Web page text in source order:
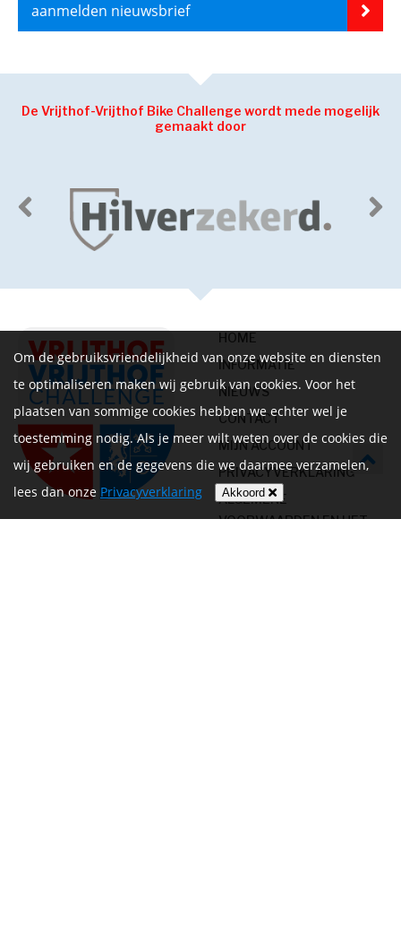
aanmelden nieuwsbrief
De Vrijthof-Vrijthof Bike Challenge wordt mede mogelijk
gemaakt door
HOME
INFORMATIE
NIEUWS
CONTACT
MIJN ACCOUNT
PRIVACYVERKLARING
ALGEMENE
VOORWAARDEN EN HET
Om de gebruiksvriendelijkheid van onze website en diensten
te optimaliseren maken wij gebruik van cookies. Voor het
plaatsen van sommige cookies hebben we echter wel je
toestemming nodig. Als je meer wilt weten over de cookies die
wij gebruiken en de gegevens die we daarmee verzamelen,
lees dan onze Privacyverklaring Akkoord